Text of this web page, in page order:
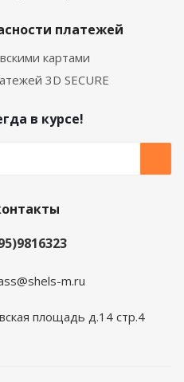
платежей
картами
3D SECURE
в курсе!
m.ru
площадь д.14 стр.4